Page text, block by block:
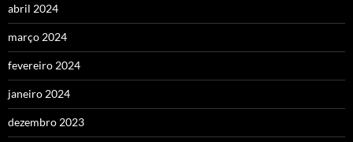
abril 2024
março 2024
fevereiro 2024
janeiro 2024
dezembro 2023